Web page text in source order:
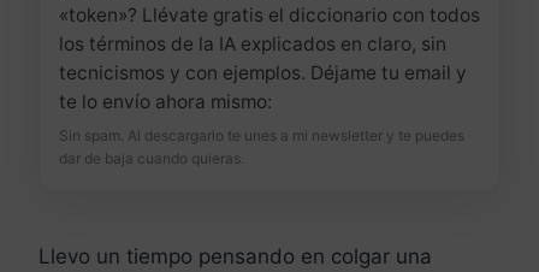
«token»? Llévate gratis el diccionario con todos
los términos de la IA explicados en claro, sin
tecnicismos y con ejemplos. Déjame tu email y
te lo envío ahora mismo:
Sin spam. Al descargarlo te unes a mi newsletter y te puedes
dar de baja cuando quieras.
Llevo un tiempo pensando en colgar una